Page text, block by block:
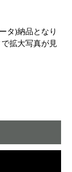
タ)納品となり
拡大写真が見